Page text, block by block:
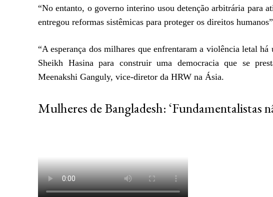
“No entanto, o governo interino usou detenção arbitrária para
entregou reformas sistêmicas para proteger os direitos
“A esperança dos milhares que enfrentaram a violência letal
Sheikh Hasina para construir uma democracia que se
Meenakshi Ganguly, vice-diretor da HRW na Ásia.
Mulheres de Bangladesh: ‘Fundamentalistas